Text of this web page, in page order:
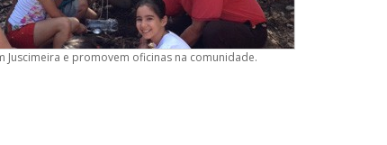
Juscimeira e promovem oficinas na comunidade.